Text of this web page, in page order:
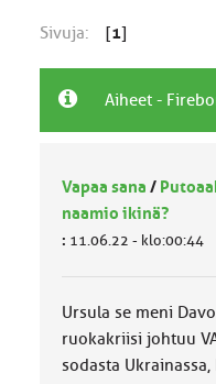
Sivuja: [1]
Aiheet -
Vapaa sana /
naamio ikinä?
: 11.06.22 - klo:00:44
Ursula se meni
ruokakriisi johtuu
sodasta